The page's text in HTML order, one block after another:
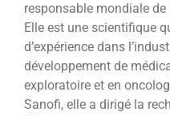
responsable mondiale
Elle est une scientifique
d’expérience dans
développement de
exploratoire et en
Sanofi, elle a dirigé la